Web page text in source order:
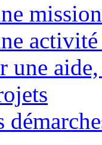
mission
une